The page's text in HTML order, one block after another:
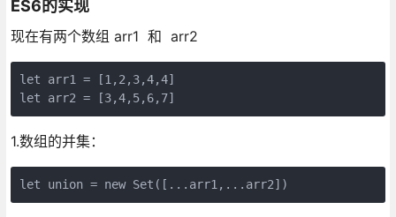
ES6的实现
现在有两个数组 arr1 和 arr2
let arr1 = [1,2,3,4,4]
let arr2 = [3,4,5,6,7]
1.数组的并集：
let union = new Set([...arr1,...arr2])